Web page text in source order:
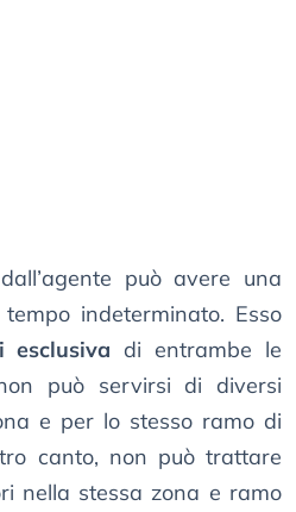
può avere una
indeterminato. Esso
esclusivadi entrambe le
può servirsi di diversi
e per lo stesso ramo di
canto, non può trattare
nella stessa zona e ramo